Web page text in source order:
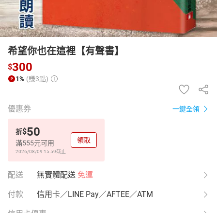
希望你也在這裡【有聲書】
$300
1% (賺3點)
優惠券 一鍵全領
折$50
滿555元可用
2026/08/09 15:59截止
領取
配送 無實體配送 免運
付款 信用卡／LINE Pay／AFTEE／ATM